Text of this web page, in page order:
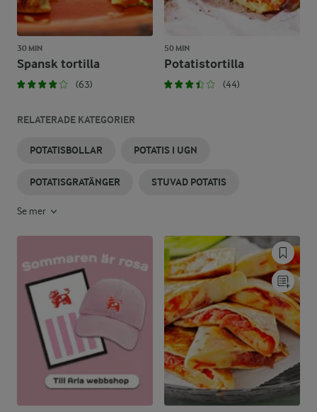
30 MIN
Spansk tortilla
(63)
50 MIN
Potatistortilla
(44)
RELATERADE KATEGORIER
POTATISBOLLAR POTATIS I UGN
POTATISGRATÄNGER STUVAD POTATIS
Se mer